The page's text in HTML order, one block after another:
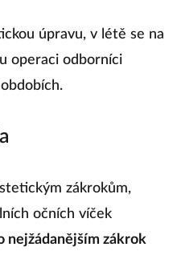
úpravu, v létě se na
operaci odborníci
zákrokům,
očních víček
nejžádanějším zákrok